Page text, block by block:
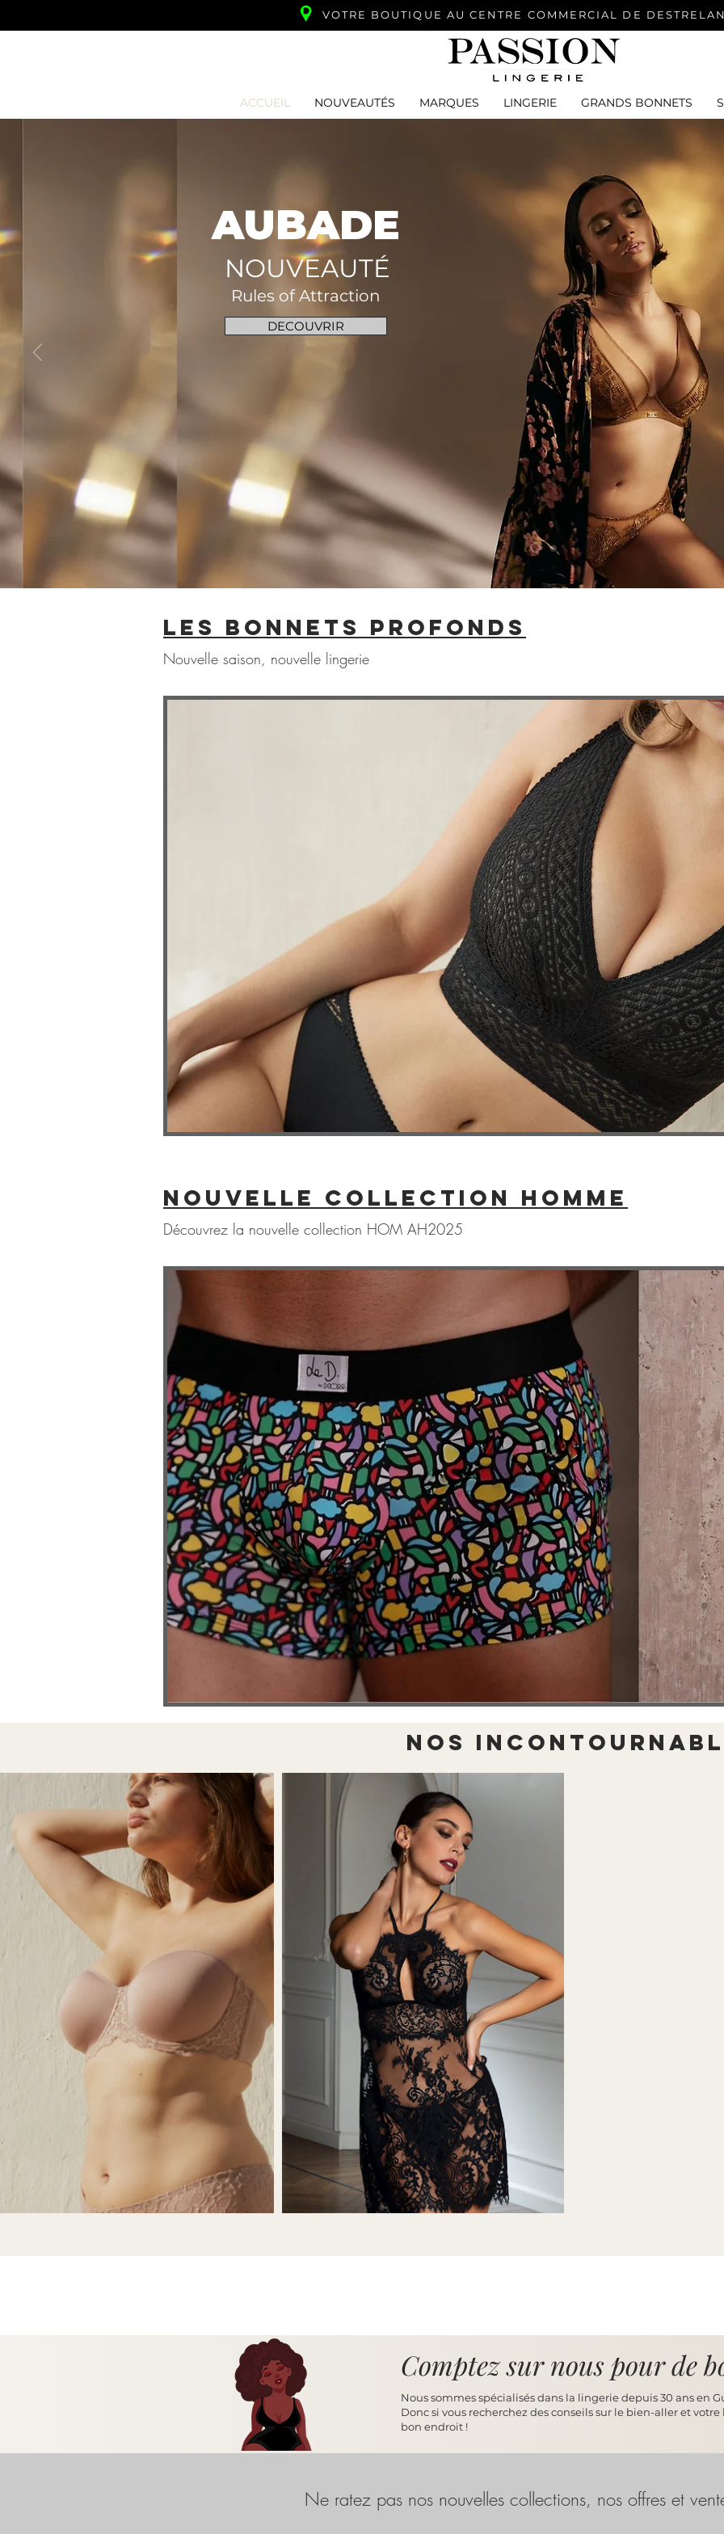
VOTRE BOUTIQUE AU CENTRE COMMERCIAL DE
ACCUEIL NOUVEAUTÉS MARQUES LINGERIE GRANDS BONNETS
AUBADE
NOUVEAUTÉ
Rules of Attraction
DECOUVRIR
LES BONNETS PROFONDS
Nouvelle saison, nouvelle lingerie
nouvelle collection homme
Découvrez la nouvelle collection HOM AH2025
NOS
Comptez sur nous pour de
Nous sommes spécialisés dans la lingerie depuis 30 ans en
Donc si vous recherchez des conseils sur le bien-aller et
bon endroit !
Ne ratez pas nos nouvelles collections, nos offres et